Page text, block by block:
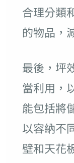
合理分類
的物品，
最後，坪
當利用，
能包括將
以容納不
壁和天花